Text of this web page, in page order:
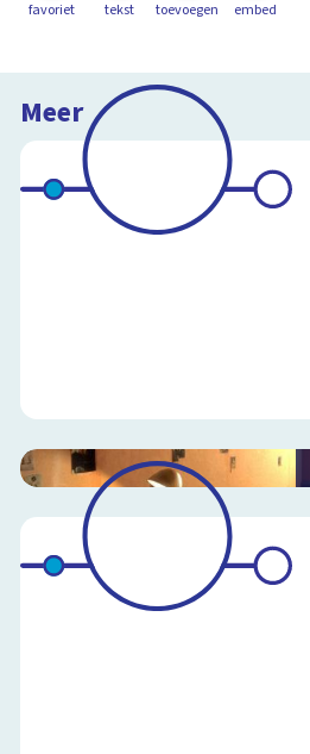
favoriet tekst toevoegen embed
Meer